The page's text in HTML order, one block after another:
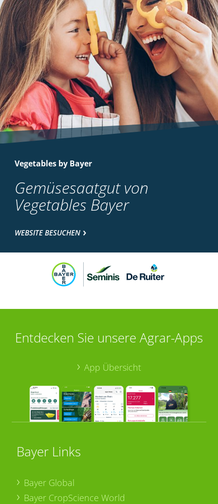
Vegetables by Bayer
Gemüsesaatgut von
Vegetables Bayer
WEBSITE BESUCHEN
Entdecken Sie unsere Agrar-Apps
App Übersicht
Bayer Links
Bayer Global
Bayer CropScience World